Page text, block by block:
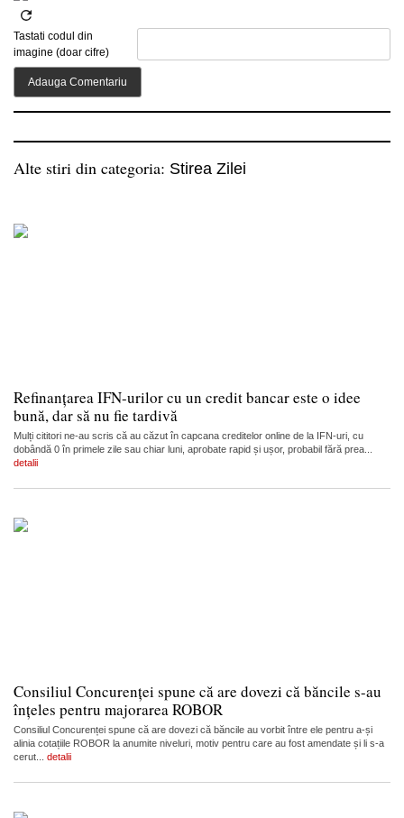
Tastati codul din
imagine (doar cifre)
Alte stiri din categoria: Stirea Zilei
Refinanțarea IFN-urilor cu un credit bancar este o idee
bună, dar să nu fie tardivă
Mulți cititori ne-au scris că au căzut în capcana creditelor online de la IFN-uri, cu
dobândă 0 în primele zile sau chiar luni, aprobate rapid și ușor, probabil fără prea...
detalii
Consiliul Concurenței spune că are dovezi că băncile s-au
înțeles pentru majorarea ROBOR
Consiliul Concurenței spune că are dovezi că băncile au vorbit între ele pentru a-și
alinia cotațiile ROBOR la anumite niveluri, motiv pentru care au fost amendate și li s-a
cerut... detalii